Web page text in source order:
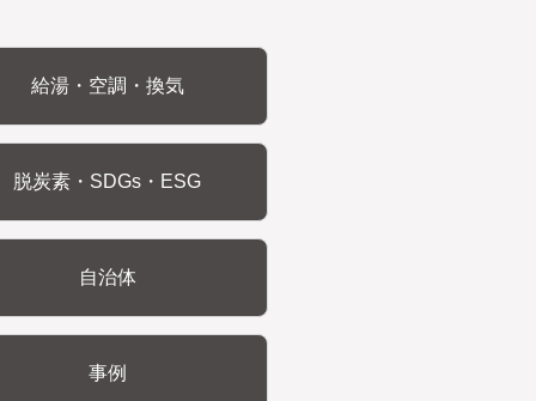
給湯・空調・換気
脱炭素・SDGs・ESG
自治体
事例